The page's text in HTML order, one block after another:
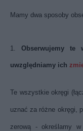
Mamy dwa sposoby
1.Obserwujemy te
uwzględniamy ich
Te wszystkie okręgi
uznać za różne okręgi,
zerową - określamy